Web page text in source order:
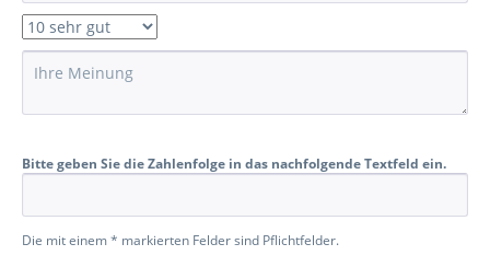
Bitte geben Sie die Zahlenfolge in das nachfolgende Textfeld ein.
Die mit einem * markierten Felder sind Pflichtfelder.